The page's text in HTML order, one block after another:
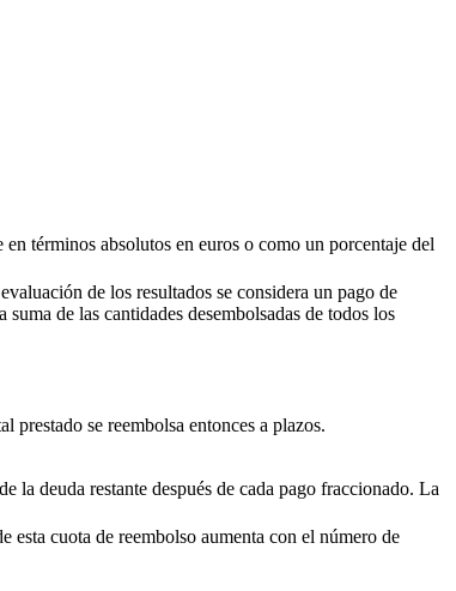
términos absolutos en euros o como un porcentaje del
de los resultados se considera un pago de
de las cantidades desembolsadas de todos los
prestado se reembolsa entonces a plazos.
la deuda restante después de cada pago fraccionado. La
esta cuota de reembolso aumenta con el número de